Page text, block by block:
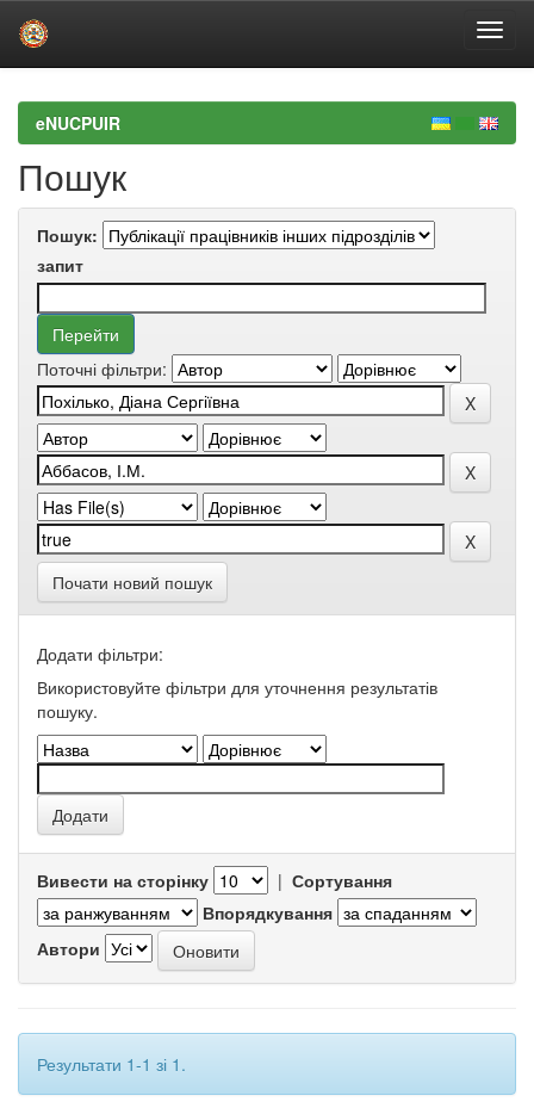
navigationeNUCPUIR
Пошук
Пошук:
запит
Поточні фільтри:
Почати новий пошук
Додати фільтри:
Використовуйте фільтри для уточнення результатів
пошуку.
Вивести на сторінку | Сортування
Впорядкування
Автори
Результати 1-1 зі 1.